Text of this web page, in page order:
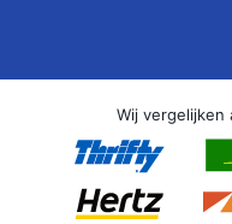
Wij vergelijken